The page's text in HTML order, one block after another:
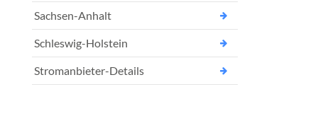
Sachsen-Anhalt
Schleswig-Holstein
Stromanbieter-Details